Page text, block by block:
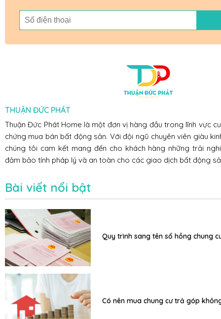
THUẬN ĐỨC PHÁT
Thuận Đức Phát Home là một đơn vị hàng đầu trong lĩnh vực
chứng mua bán bất động sản. Với đội ngũ chuyên viên giàu
chúng tôi cam kết mang đến cho khách hàng những trải
đảm bảo tính pháp lý và an toàn cho các giao dịch bất động
Bài viết nổi bật
Quy trình sang tên sổ hồng chung
Có nên mua chung cư trả góp